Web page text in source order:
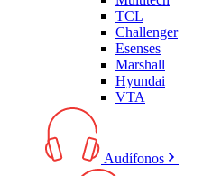
TCL
Challenger
Esenses
Marshall
Hyundai
VTA
Audífonos